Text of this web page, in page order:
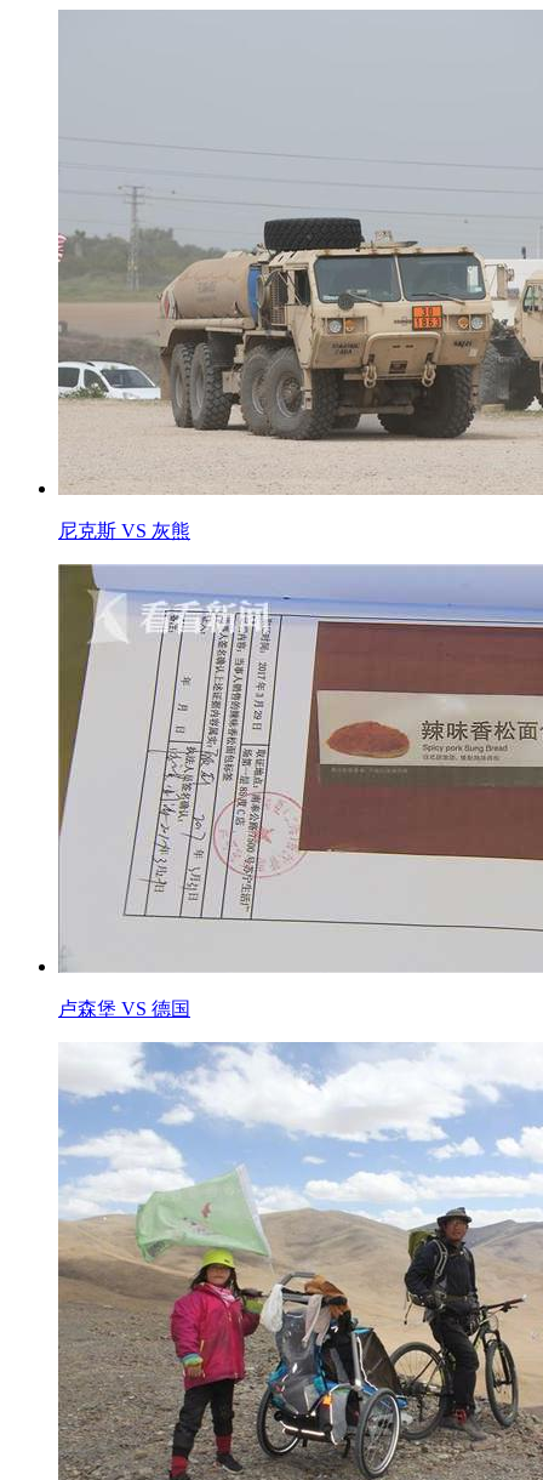
尼克斯 VS 灰熊
卢森堡 VS 德国